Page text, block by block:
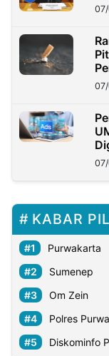
KABAR
Purwakarta
Sumenep
Om Zein
Polres
Diskominfo